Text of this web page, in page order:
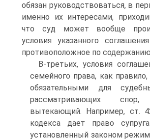
обязан руководствоваться, в
именно их интересами,
что суд может вообще
условия указанного
противоположное по
В-третьих, условия
семейного права, как
обязательными для
рассматривающих
вытекающий. Например, ст.
кодекса дает право
установленный законом